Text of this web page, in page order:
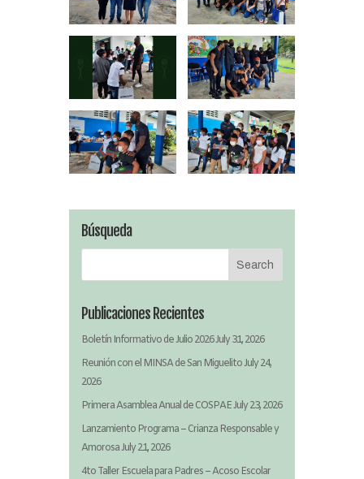
Búsqueda
Publicaciones Recientes
Boletín Informativo de Julio 2026July 31, 2026
Reunión con el MINSA de San MiguelitoJuly 24,
2026
Primera Asamblea Anual de COSPAEJuly 23, 2026
Lanzamiento Programa – Crianza Responsable y
AmorosaJuly 21, 2026
4to Taller Escuela para Padres – Acoso Escolar